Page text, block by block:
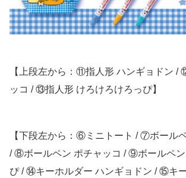
【上段左から：⑪指人形 ハンギョドン /
ッコ / ⑬指人形 けろけろけろっぴ】
【下段左から：⑥ミニトート / ⑦ボール
/ ⑧ボールペン ポチャッコ / ⑨ボールペン
ぴ / ⑭キーホルダー ハンギョドン / ⑮キ